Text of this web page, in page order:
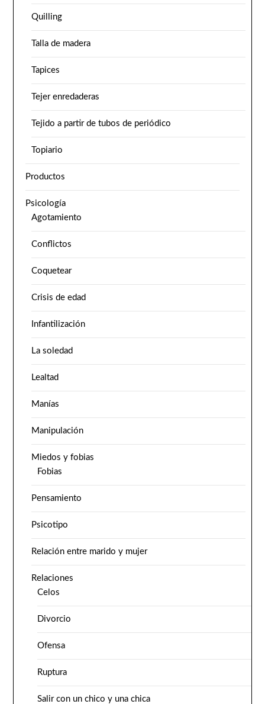
Quilling
Talla de madera
Tapices
Tejer enredaderas
Tejido a partir de tubos de periódico
Topiario
Productos
Psicología
Agotamiento
Conflictos
Coquetear
Crisis de edad
Infantilización
La soledad
Lealtad
Manías
Manipulación
Miedos y fobias
Fobias
Pensamiento
Psicotipo
Relación entre marido y mujer
Relaciones
Celos
Divorcio
Ofensa
Ruptura
Salir con un chico y una chica